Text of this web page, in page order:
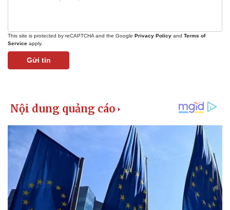
Thể thao
Bóng đá
Lịch thi đấu bóng đá
Thế giới thể thao
Ô tô - Xe máy
Ô tô
Xe máy
Tư vấn
This site is protected by reCAPTCHA and the Google Privacy Policy and Terms of
Service apply.
Gửi tin